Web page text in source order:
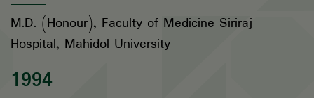
M.D. (Honour), Faculty of Medicine Siriraj
Hospital, Mahidol University
1994